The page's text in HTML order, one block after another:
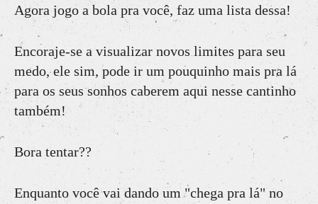
Agora jogo a bola pra você, faz uma lista dessa!
Encoraje-se a visualizar novos limites para seu
medo, ele sim, pode ir um pouquinho mais pra lá
para os seus sonhos caberem aqui nesse cantinho
também!
Bora tentar??
Enquanto você vai dando um "chega pra lá" no